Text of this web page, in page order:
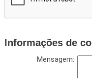
Informações de
Mensagem: